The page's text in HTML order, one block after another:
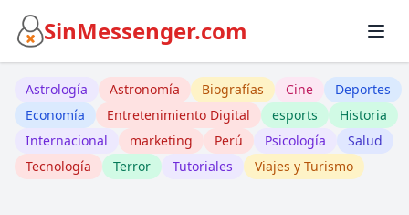
SinMessenger.com
Astrología Astronomía Biografías Cine
Deportes
Economía
Entretenimiento Digital esports
Historia
Internacional
marketing Perú Psicología
Salud
Tecnología
Terror Tutoriales Viajes y Turismo